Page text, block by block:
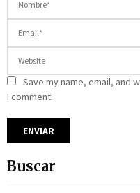
Save my name, email, and
I comment.
Buscar